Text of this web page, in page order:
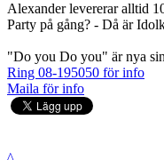
Alexander levererar alltid
Party på gång? - Då är
"Do you Do you" är nya
Ring 08-195050 för info
Maila för info